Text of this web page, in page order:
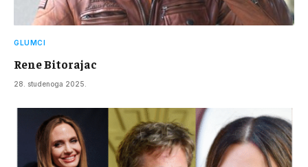
GLUMCI
Rene Bitorajac
28. studenoga 2025.